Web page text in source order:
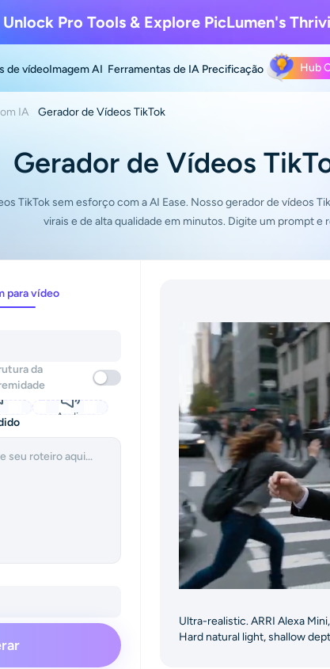
Unlock Pro Tools & ExplorePicLumen's
de vídeoImagem AI Ferramentas de IA Precificação Hub
IA Gerador de Vídeos TikTok
Gerador de Vídeos
TikTok sem esforço com a AI Ease. Nosso gerador de vídeos
virais e de alta qualidade em minutos. Digite um prompt e
para vídeo
da
Audio
Ultra-realistic. ARRI Alexa
Hard natural light, shallow